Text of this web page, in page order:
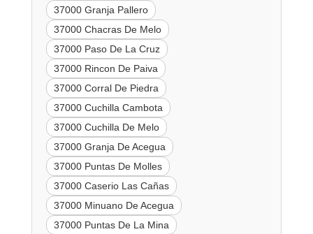
37000 Granja Pallero
37000 Chacras De Melo
37000 Paso De La Cruz
37000 Rincon De Paiva
37000 Corral De Piedra
37000 Cuchilla Cambota
37000 Cuchilla De Melo
37000 Granja De Acegua
37000 Puntas De Molles
37000 Caserio Las Cañas
37000 Minuano De Acegua
37000 Puntas De La Mina